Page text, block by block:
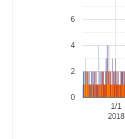
1/1
2018
0
2
4
6